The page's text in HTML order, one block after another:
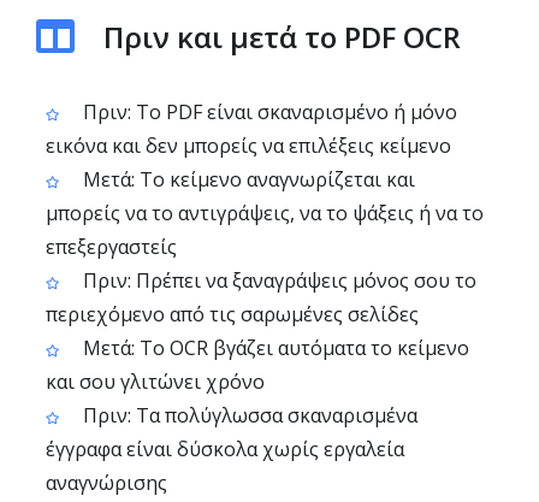
Πριν και μετά το PDF OCR
Πριν: Το PDF είναι σκαναρισμένο ή μόνο
εικόνα και δεν μπορείς να επιλέξεις κείμενο
Μετά: Το κείμενο αναγνωρίζεται και
μπορείς να το αντιγράψεις, να το ψάξεις ή να το
επεξεργαστείς
Πριν: Πρέπει να ξαναγράψεις μόνος σου το
περιεχόμενο από τις σαρωμένες σελίδες
Μετά: Το OCR βγάζει αυτόματα το κείμενο
και σου γλιτώνει χρόνο
Πριν: Τα πολύγλωσσα σκαναρισμένα
έγγραφα είναι δύσκολα χωρίς εργαλεία
αναγνώρισης